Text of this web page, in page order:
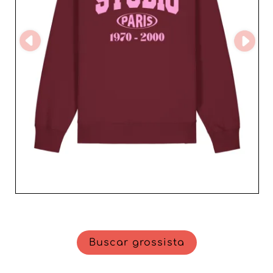
para enriquecer a sua oferta e atrair a clientela feminina
com artigos que unem estilo, qualidade e modernidade.
A dedicação em ajudar os retalhistas a prosperar faz
toda a diferença.
Buscar grossista